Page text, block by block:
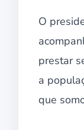
O
prestar
a
que